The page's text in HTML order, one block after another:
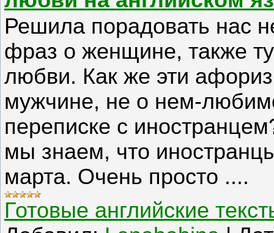
Решила порадовать нас
фраз о женщине, также
любви. Как же эти
мужчине, не о нем-
переписке с
мы знаем, что
марта. Очень просто ....
Готовые английские